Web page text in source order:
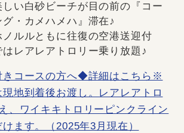
い白砂ビーチが目の前の『コー
グ・カメハメハ』滞在♪
ルルともに往復の空港送迎付
レアレアトロリー乗り放題♪
コースの方へ◆詳細はこちら※
地到着後お渡し。レアレアトロ
、ワイキキトロリーピンクライン
ます。（2025年3月現在）